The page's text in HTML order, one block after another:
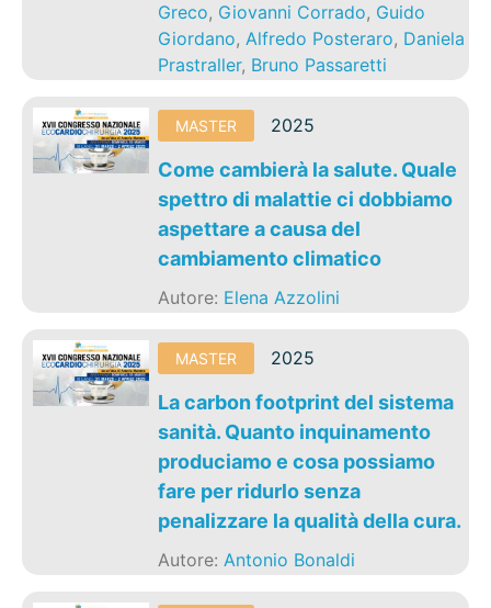
Greco, Giovanni Corrado, Guido
Giordano,Alfredo Posteraro, Daniela
Prastraller, Bruno Passaretti
MASTER 2025
Come cambierà la salute. Quale
spettro di malattie ci dobbiamo
aspettare a causa del
cambiamento climatico
Autore: Elena Azzolini
MASTER 2025
La carbon footprint del sistema
sanità. Quanto inquinamento
produciamo e cosa possiamo
fare per ridurlo senza
penalizzare la qualità della cura.
Autore:Antonio Bonaldi